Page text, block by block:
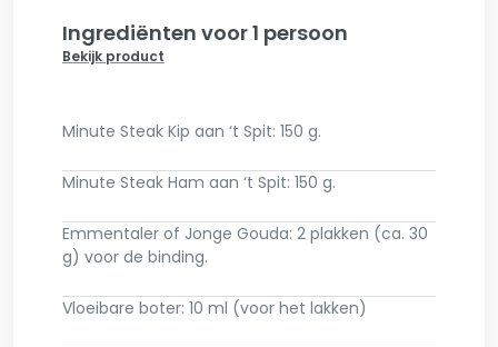
Ingrediënten voor 1 persoon
Bekijk product
Minute Steak Kip aan ‘t Spit: 150 g.
Minute Steak Ham aan ‘t Spit: 150 g.
Emmentaler of Jonge Gouda: 2 plakken (ca. 30
g) voor de binding.
Vloeibare boter: 10 ml (voor het lakken)